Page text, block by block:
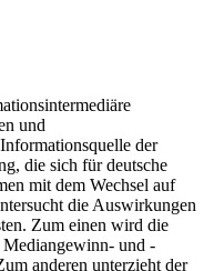
und
der
die sich für deutsche
mit dem Wechsel auf
die Auswirkungen
Zum einen wird die
Mediangewinn- und -
anderen unterzieht der